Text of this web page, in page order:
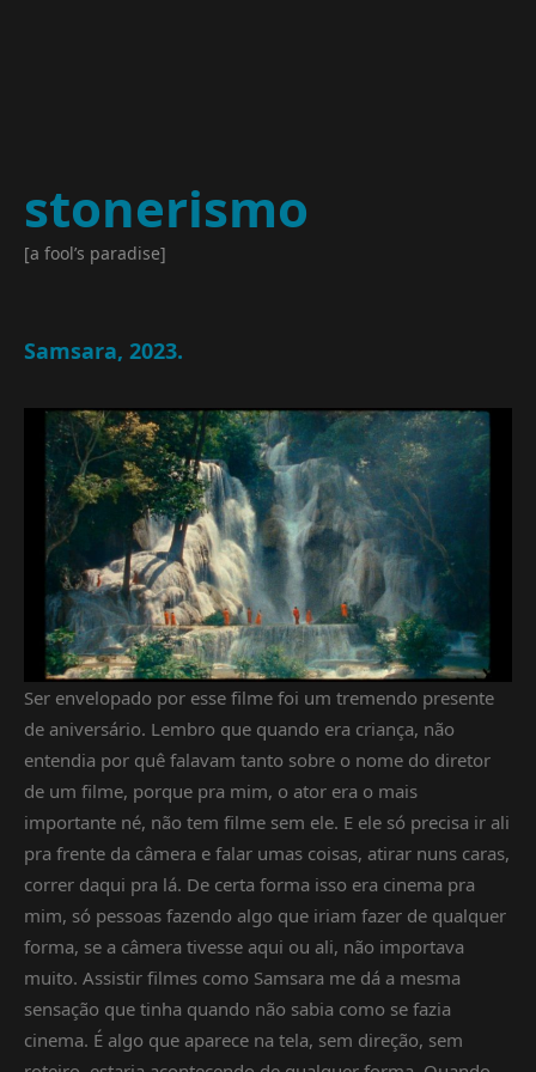
stonerismo
[a fool’s paradise]
Samsara, 2023.
Ser envelopado por esse filme foi um tremendo presente
de aniversário. Lembro que quando era criança, não
entendia por quê falavam tanto sobre o nome do diretor
de um filme, porque pra mim, o ator era o mais
importante né, não tem filme sem ele. E ele só precisa ir ali
pra frente da câmera e falar umas coisas, atirar nuns caras,
correr daqui pra lá. De certa forma isso era cinema pra
mim, só pessoas fazendo algo que iriam fazer de qualquer
forma, se a câmera tivesse aqui ou ali, não importava
muito. Assistir filmes como Samsara me dá a mesma
sensação que tinha quando não sabia como se fazia
cinema. É algo que aparece na tela, sem direção, sem